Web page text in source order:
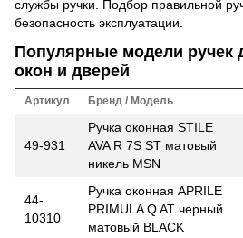
службы ручки. Подбор правильной
безопасность эксплуатации.
Популярные модели
окон и дверей
Артикул Бренд / Модель
49-931
Ручка оконная STILE
AVA R 7S ST матовый
никель MSN
44-
10310
Ручка оконная APRILE
PRIMULA Q AT черный
матовый BLACK